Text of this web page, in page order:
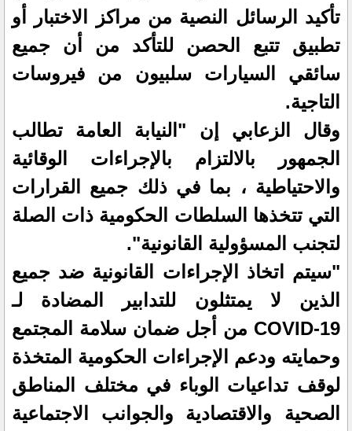
تأكيد الرسائل النصية من مراكز الاختبار أو
تطبيق تتبع الحصن للتأكد من أن جميع
سائقي السيارات سلبيون من فيروسات
التاجية.
وقال الزعابي إن "النيابة العامة تطالب
الجمهور بالالتزام بالإجراءات الوقائية
والاحتياطية ، بما في ذلك جميع القرارات
التي تتخذها السلطات الحكومية ذات الصلة
لتجنب المسؤولية القانونية".
"سيتم اتخاذ الإجراءات القانونية ضد جميع
الذين لا يمتثلون للتدابير المضادة لـ
COVID-19 من أجل ضمان سلامة المجتمع
وحمايته ودعم الإجراءات الحكومية المتخذة
لوقف تداعيات الوباء في مختلف المناطق
الصحية والاقتصادية والجوانب الاجتماعية